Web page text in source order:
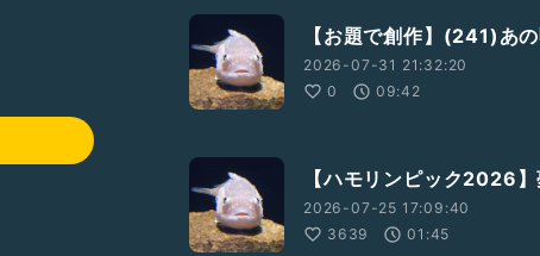
【お題で創作】(241)あ
2026-07-31 21:32:20
0
09:42
【ハモリンピック2026
2026-07-25 17:09:40
3639
01:45